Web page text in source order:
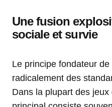
Une fusion
sociale et survie
Le principe fondateur de
radicalement des
Dans la plupart des jeux